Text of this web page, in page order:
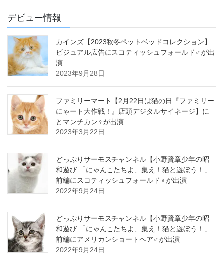
デビュー情報
カインズ【2023秋冬ペットベッドコレクション】
ビジュアル広告にスコティッシュフォールド♂が出
演
2023年9月28日
ファミリーマート【2月22日は猫の日『ファミリー
にゃート大作戦！』店頭デジタルサイネージ】に
とマンチカン♀が出演
2023年3月22日
どっぷりサーモスチャンネル【小野賢章少年の昭
和遊び 「にゃんこたちよ、集え！猫と遊ぼう！」
前編にスコティッシュフォールド♀が出演
2022年9月24日
どっぷりサーモスチャンネル【小野賢章少年の昭
和遊び 「にゃんこたちよ、集え！猫と遊ぼう！」
前編にアメリカンショートヘア♂が出演
2022年9月24日